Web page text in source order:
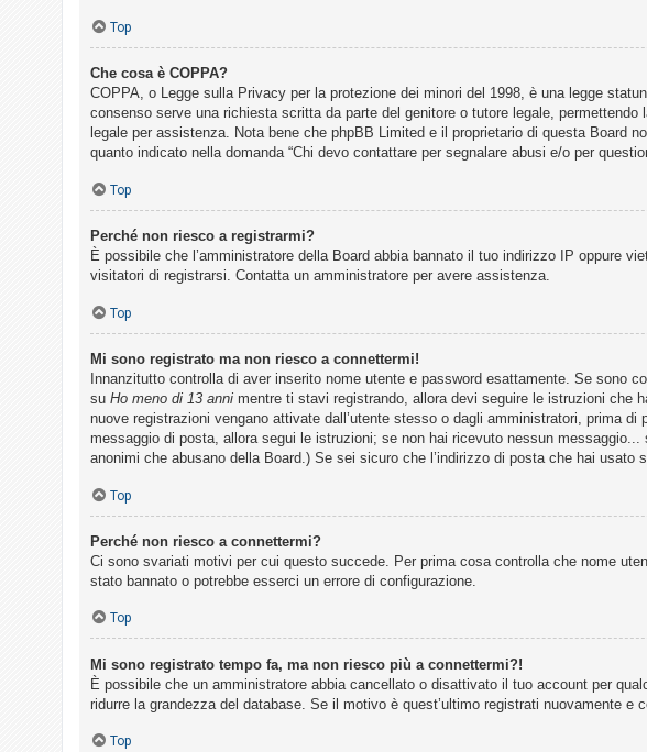
Top
Che cosa è COPPA?
COPPA, o Legge sulla Privacy per la protezione dei minori del 1998, è una legge
consenso serve una richiesta scritta da parte del genitore o tutore legale,
legale per assistenza. Nota bene che phpBB Limited e il proprietario di questa Board
quanto indicato nella domanda “Chi devo contattare per segnalare abusi e/o per
Top
Perché non riesco a registrarmi?
È possibile che l’amministratore della Board abbia bannato il tuo indirizzo IP oppure
visitatori di registrarsi. Contatta un amministratore per avere assistenza.
Top
Mi sono registrato ma non riesco a connettermi!
Innanzitutto controlla di aver inserito nome utente e password esattamente. Se
su Ho meno di 13 anni mentre ti stavi registrando, allora devi seguire le istruzioni che
nuove registrazioni vengano attivate dall’utente stesso o dagli amministratori, prima
messaggio di posta, allora segui le istruzioni; se non hai ricevuto nessun
anonimi che abusano della Board.) Se sei sicuro che l’indirizzo di posta che hai usato
Top
Perché non riesco a connettermi?
Ci sono svariati motivi per cui questo succede. Per prima cosa controlla che nome
stato bannato o potrebbe esserci un errore di configurazione.
Top
Mi sono registrato tempo fa, ma non riesco più a connettermi?!
È possibile che un amministratore abbia cancellato o disattivato il tuo account per
ridurre la grandezza del database. Se il motivo è quest’ultimo registrati nuovamente e
Top